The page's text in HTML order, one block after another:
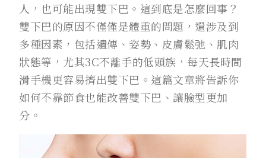
人，也可能出現雙下巴。這到底是怎麼回事？
雙下巴的原因不僅僅是體重的問題，還涉及到
多種因素，包括遺傳、姿勢、皮膚鬆弛、肌肉
狀態等，尤其3C不離手的低頭族，每天長時間
滑手機更容易擠出雙下巴。這篇文章將告訴你
如何不靠節食也能改善雙下巴、讓臉型更加
分。